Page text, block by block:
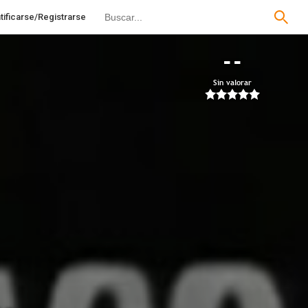
Registrarse
--
Sin valorar